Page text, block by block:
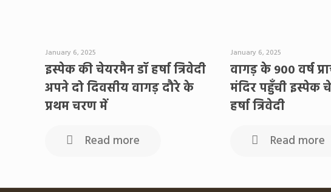
January 6, 2025
इस्पेक की चेयरमैन डॉ हर्षा त्रिवेदी
अपने दो दिवसीय वागड़ दौरे के
प्रथम चरण में
Read more
January 6, 2025
वागड़ के 900 वर्ष
मंदिर पहुँची इस्पेक
हर्षा त्रिवेदी
Read more